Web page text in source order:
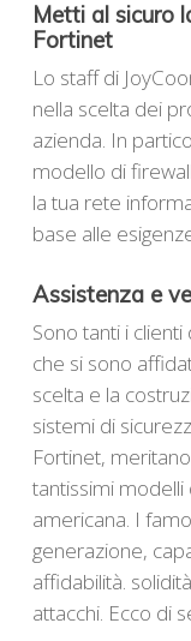
Metti al sicuro
Fortinet
Lo staff di
nella scelta dei
azienda. In
modello di
la tua rete
base alle
Assistenza e
Sono tanti i
che si sono
scelta e la
sistemi di
Fortinet,
tantissimi modelli
americana. I
generazione,
affidabilità.
attacchi. Ecco di